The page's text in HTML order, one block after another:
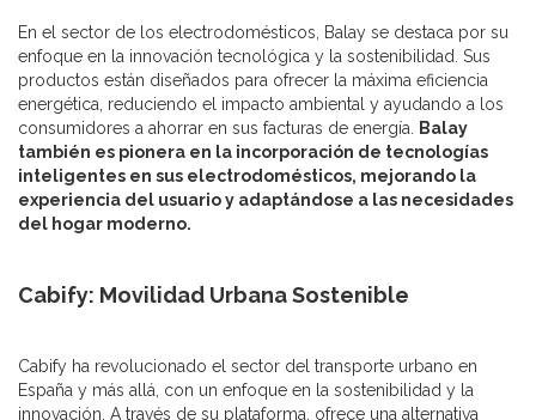
En el sector de los electrodomésticos, Balay se destaca por su
enfoque en la innovación tecnológica y la sostenibilidad. Sus
productos están diseñados para ofrecer la máxima eficiencia
energética, reduciendo el impacto ambiental y ayudando a los
consumidores a ahorrar en sus facturas de energía.
Balay
también es pionera en la incorporación de tecnologías
inteligentes en sus electrodomésticos, mejorando la
experiencia del usuario y adaptándose a las necesidades
del hogar moderno.
Cabify: Movilidad Urbana Sostenible
Cabify ha revolucionado el sector del transporte urbano en
España y más allá, con un enfoque en la sostenibilidad y la
innovación. A través de su plataforma, ofrece una alternativa